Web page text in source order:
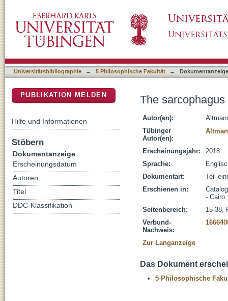
Universitätsbibliographie → 5 Philosophische Fakultät → Dokumentanzeige
The
Autor(en):
Tübinger
Autor(en):
Erscheinungsjahr:
2018
Sprache:
Dokumentart:
Teil
Erschienen in:
- Cairo
Seitenbereich:
15-38,
Verbund-
Nachweis:
Zur Langanzeige
Das Dokument
5 Philosophische
PUBLIKATION MELDEN
Hilfe und Informationen
Stöbern
Dokumentanzeige
Erscheinungsdatum
Autoren
Titel
DDC-Klassifikation